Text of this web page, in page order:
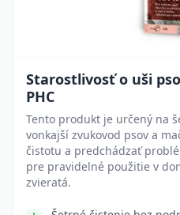
Starostlivosť o uši
PHC
Tento produkt je určený na
vonkajší zvukovod psov a
čistotu a predchádzať
pre pravidelné použitie v
zvieratá.